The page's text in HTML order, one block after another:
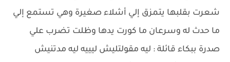
شعرت بقلبها يتمزق إلي أشلاء صغيرة وهي تستمع إلي
ما حدث له وسرعان ما كورت يدها وظلت تضرب علي
صدرة ببكاء قائلة : ليه مقولتليش ليييه ليه مدتنيش